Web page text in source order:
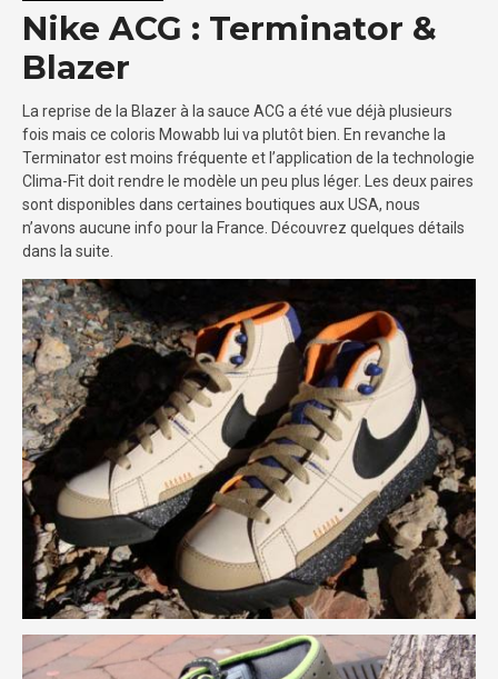
Nike ACG : Terminator &
Blazer
La reprise de la Blazer à la sauce ACG a été vue déjà plusieurs
fois mais ce coloris Mowabb lui va plutôt bien. En revanche la
Terminator est moins fréquente et l’application de la technologie
Clima-Fit doit rendre le modèle un peu plus léger. Les deux paires
sont disponibles dans certaines boutiques aux USA, nous
n’avons aucune info pour la France. Découvrez quelques détails
dans la suite.